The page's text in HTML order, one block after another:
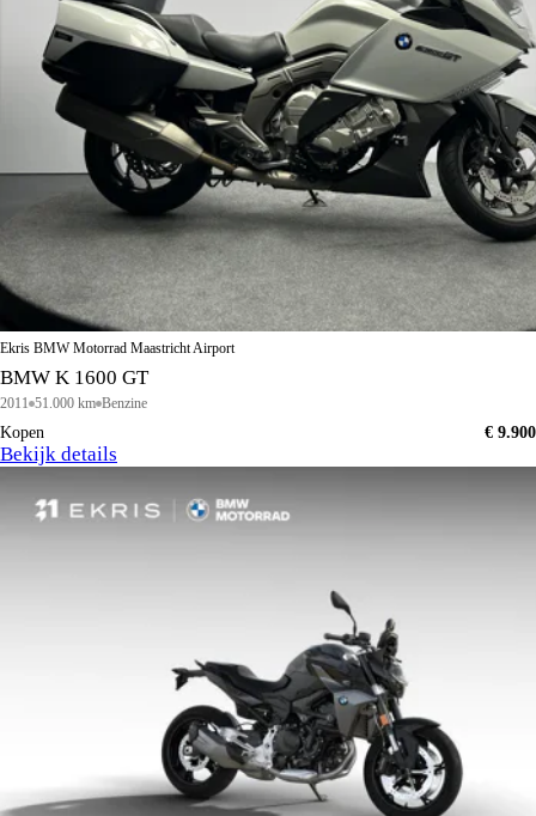
Ekris BMW Motorrad Maastricht Airport
BMW K 1600 GT
2011 51.000 km Benzine
Kopen € 9.900
Bekijk details